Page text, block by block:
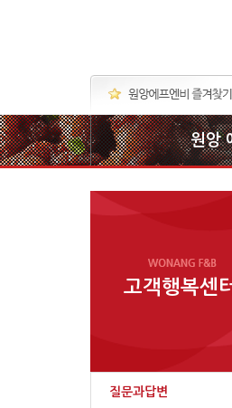
원앙
고객행복센터
질문과답변